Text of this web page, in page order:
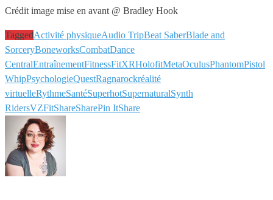
Crédit image mise en avant @ Bradley Hook
TaggedActivité physiqueAudio TripBeat SaberBlade and
SorceryBoneworksCombatDance
CentralEntraînementFitnessFitXRHolofitMetaOculusPhantomPistol
WhipPsychologieQuestRagnarockréalité
virtuelleRythmeSantéSuperhotSupernaturalSynth
RidersVZFitShareSharePin ItShare